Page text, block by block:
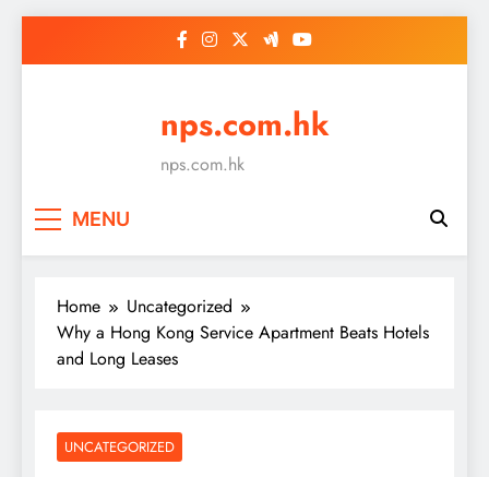
nps.com.hk
nps.com.hk
MENU
Home
Uncategorized
Why a Hong Kong Service Apartment Beats Hotels
and Long Leases
UNCATEGORIZED